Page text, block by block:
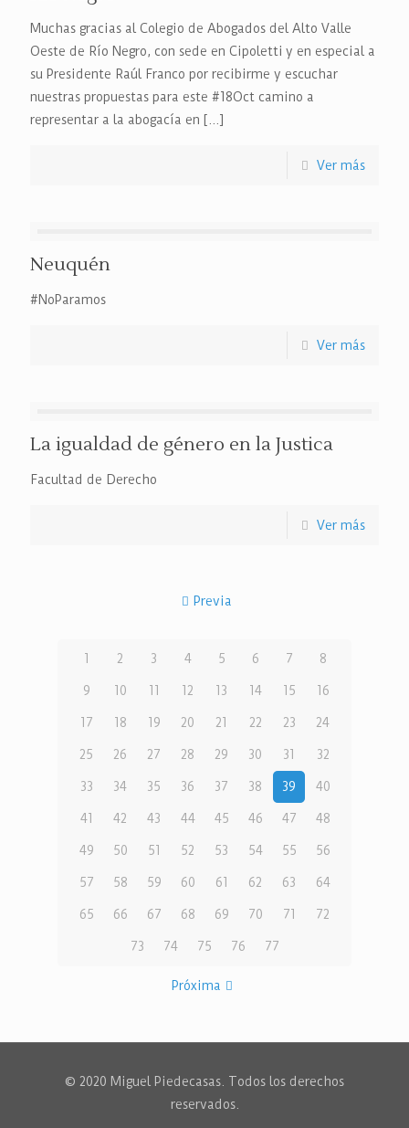
Muchas gracias al Colegio de Abogados del Alto Valle
Oeste de Río Negro, con sede en Cipoletti y en especial a
su Presidente Raúl Franco por recibirme y escuchar
nuestras propuestas para este #18Oct camino a
representar a la abogacía en […]
Ver más
Neuquén
#NoParamos
Ver más
La igualdad de género en la Justica
Facultad de Derecho
Ver más
Previa
1 2 3 4 5 6 7 8
9 10 11 12 13 14 15 16
17 18 19 20 21 22 23 24
25 26 27 28 29 30 31 32
33 34 35 36 37 38 39 40
41 42 43 44 45 46 47 48
49 50 51 52 53 54 55 56
57 58 59 60 61 62 63 64
65 66 67 68 69 70 71 72
73 74 75 76 77
Próxima
© 2020 Miguel Piedecasas. Todos los derechos
reservados.